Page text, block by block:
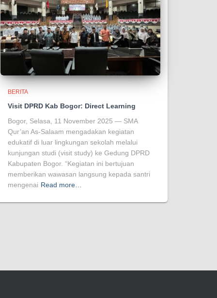
BERITA
Visit DPRD Kab Bogor: Direct Learning
Bogor, Selasa, 11 November 2025 — SMA
Qur’an As-Salaam mengadakan kegiatan
edukatif di luar lingkungan sekolah melalui
kunjungan studi (visit study) ke Gedung DPRD
Kabupaten Bogor. “Kegiatan ini bertujuan
memberikan wawasan langsung kepada santri
mengenai Read more…